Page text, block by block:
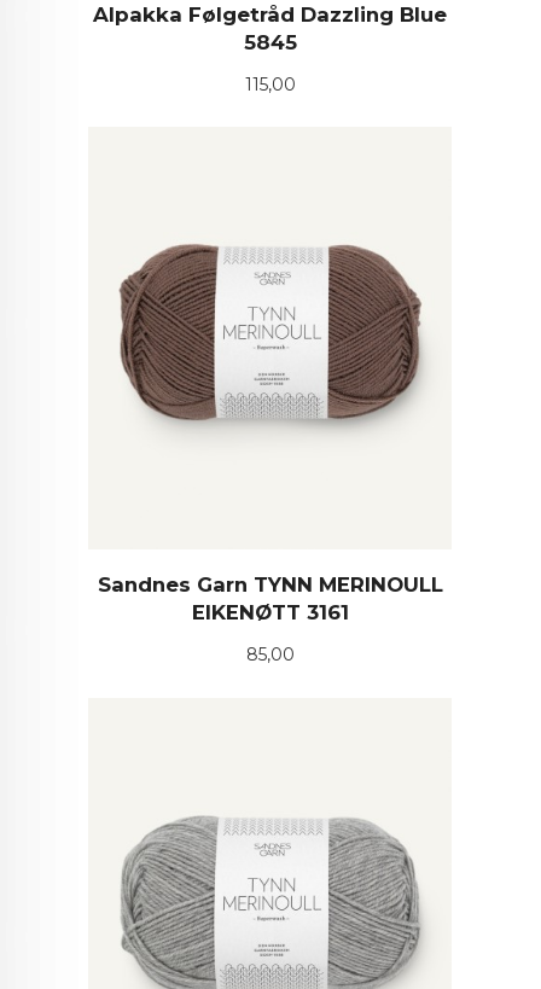
Alpakka Følgetråd Dazzling Blue
5845
Pris
115,00
Sandnes Garn TYNN MERINOULL
EIKENØTT 3161
Pris
85,00